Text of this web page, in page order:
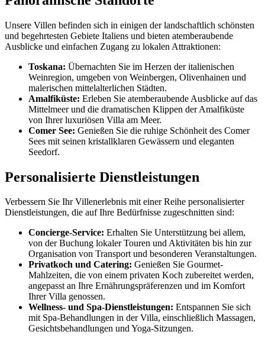
Unsere Villen befinden sich in einigen der landschaftlich schönsten
und begehrtesten Gebiete Italiens und bieten atemberaubende
Ausblicke und einfachen Zugang zu lokalen Attraktionen:
Toskana: Übernachten Sie im Herzen der italienischen
Weinregion, umgeben von Weinbergen, Olivenhainen und
malerischen mittelalterlichen Städten.
Amalfiküste: Erleben Sie atemberaubende Ausblicke auf das
Mittelmeer und die dramatischen Klippen der Amalfiküste
von Ihrer luxuriösen Villa am Meer.
Comer See: Genießen Sie die ruhige Schönheit des Comer
Sees mit seinen kristallklaren Gewässern und eleganten
Seedorf.
Personalisierte Dienstleistungen
Verbessern Sie Ihr Villenerlebnis mit einer Reihe personalisierter
Dienstleistungen, die auf Ihre Bedürfnisse zugeschnitten sind:
Concierge-Service: Erhalten Sie Unterstützung bei allem,
von der Buchung lokaler Touren und Aktivitäten bis hin zur
Organisation von Transport und besonderen Veranstaltungen.
Privatkoch und Catering: Genießen Sie Gourmet-
Mahlzeiten, die von einem privaten Koch zubereitet werden,
angepasst an Ihre Ernährungspräferenzen und im Komfort
Ihrer Villa genossen.
Wellness- und Spa-Dienstleistungen: Entspannen Sie sich
mit Spa-Behandlungen in der Villa, einschließlich Massagen,
Gesichtsbehandlungen und Yoga-Sitzungen.